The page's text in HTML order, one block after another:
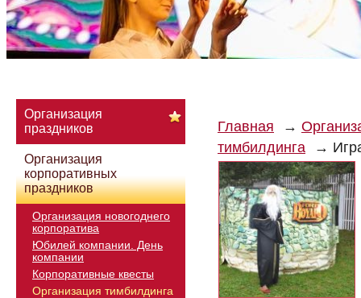
Главная
тимбилдинга
Организация
праздников
Организация
корпоративных
праздников
Организация новогоднего
корпоратива
Юбилей компании. День
компании
Корпоративные квесты
Организация тимбилдинга